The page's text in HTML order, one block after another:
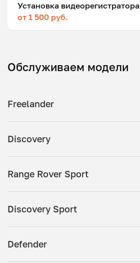
Установка видеорегистратора
от 1 500 руб.
Обслуживаем модели
Freelander
Discovery
Range Rover Sport
Discovery Sport
Defender